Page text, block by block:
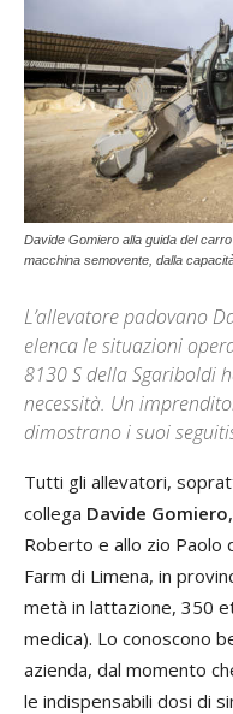
Davide Gomiero alla guida del
macchina semovente, dalla
L’allevatore padovano
elenca le situazioni
8130 S della Sgariboldi
necessità. Un
dimostrano i suoi
Tutti gli allevatori,
collega Davide Gomiero
Roberto e allo zio Paolo
Farm di Limena, in
metà in lattazione, 350
medica). Lo conoscono
azienda, dal momento
le indispensabili dosi di